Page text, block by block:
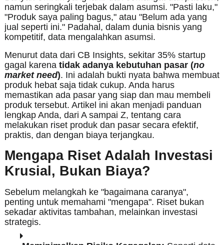
namun seringkali terjebak dalam asumsi. "Pasti laku,"
"Produk saya paling bagus," atau "Belum ada yang
jual seperti ini." Padahal, dalam dunia bisnis yang
kompetitif, data mengalahkan asumsi.
Menurut data dari CB Insights, sekitar 35% startup
gagal karena tidak adanya kebutuhan pasar (no
market need). Ini adalah bukti nyata bahwa membuat
produk hebat saja tidak cukup. Anda harus
memastikan ada pasar yang siap dan mau membeli
produk tersebut. Artikel ini akan menjadi panduan
lengkap Anda, dari A sampai Z, tentang cara
melakukan riset produk dan pasar secara efektif,
praktis, dan dengan biaya terjangkau.
Mengapa Riset Adalah Investasi
Krusial, Bukan Biaya?
Sebelum melangkah ke "bagaimana caranya",
penting untuk memahami "mengapa". Riset bukan
sekadar aktivitas tambahan, melainkan investasi
strategis.